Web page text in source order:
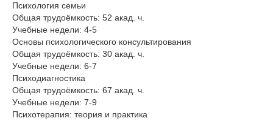
Психология семьи
Общая трудоёмкость: 52 акад. ч.
Учебные недели: 4-5
Основы психологического консультирования
Общая трудоёмкость: 30 акад. ч.
Учебные недели: 6-7
Психодиагностика
Общая трудоёмкость: 67 акад. ч.
Учебные недели: 7-9
Психотерапия: теория и практика